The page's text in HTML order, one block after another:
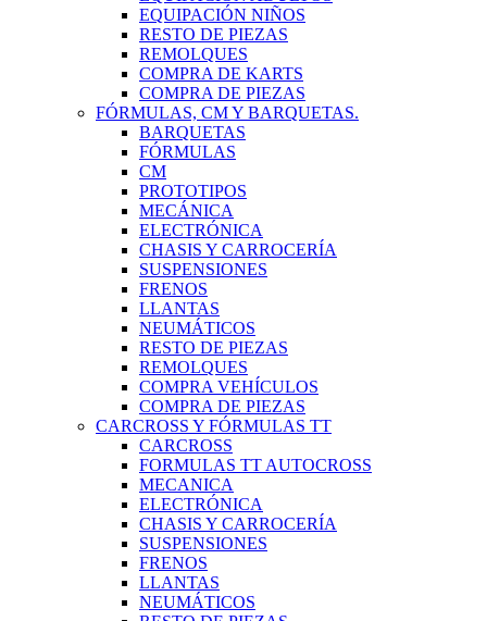
EQUIPACIÓN NIÑOS
RESTO DE PIEZAS
REMOLQUES
COMPRA DE KARTS
COMPRA DE PIEZAS
FÓRMULAS, CM Y BARQUETAS.
BARQUETAS
FÓRMULAS
CM
PROTOTIPOS
MECÁNICA
ELECTRÓNICA
CHASIS Y CARROCERÍA
SUSPENSIONES
FRENOS
LLANTAS
NEUMÁTICOS
RESTO DE PIEZAS
REMOLQUES
COMPRA VEHÍCULOS
COMPRA DE PIEZAS
CARCROSS Y FÓRMULAS TT
CARCROSS
FORMULAS TT AUTOCROSS
MECANICA
ELECTRÓNICA
CHASIS Y CARROCERÍA
SUSPENSIONES
FRENOS
LLANTAS
NEUMÁTICOS